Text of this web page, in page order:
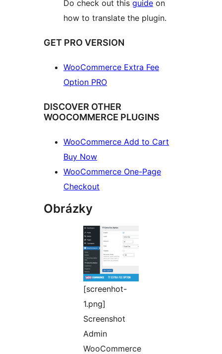
Do check out this guide on
how to translate the plugin.
GET PRO VERSION
WooCommerce Extra Fee
Option PRO
DISCOVER OTHER
WOOCOMMERCE PLUGINS
WooCommerce Add to Cart
Buy Now
WooCommerce One-Page
Checkout
Obrázky
[screenhot-
1.png]
Screenshot
Admin
WooCommerce